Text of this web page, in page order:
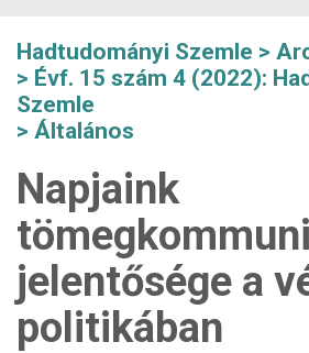
Hadtudományi Szemle
Évf. 15 szám 4 (2022):
Szemle
Általános
Napjaink
jelentősége a
politikában